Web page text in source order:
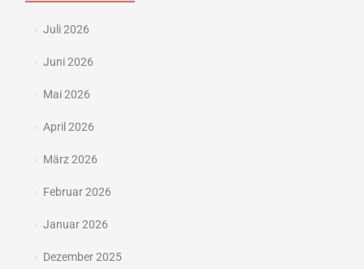
Juli 2026
Juni 2026
Mai 2026
April 2026
März 2026
Februar 2026
Januar 2026
Dezember 2025